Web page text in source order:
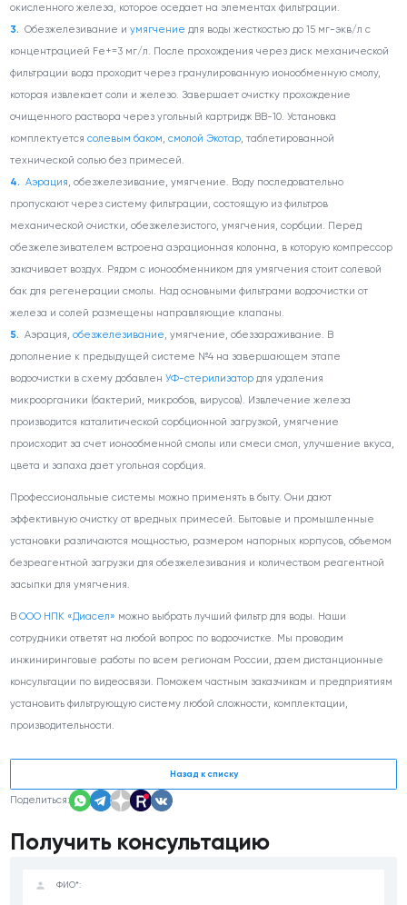
окисленного железа, которое оседает на элементах фильтрации.
Обезжелезивание и умягчение для воды жесткостью до 15 мг-экв/л с
концентрацией Fe+=3 мг/л. После прохождения через диск механической
фильтрации вода проходит через гранулированную ионообменную смолу,
которая извлекает соли и железо. Завершает очистку прохождение
очищенного раствора через угольный картридж ВВ-10. Установка
комплектуетсясолевым баком,смолой Экотар, таблетированной
технической солью без примесей.
Аэрация, обезжелезивание, умягчение. Воду последовательно
пропускают через систему фильтрации, состоящую из фильтров
механической очистки, обезжелезистого, умягчения, сорбции. Перед
обезжелезивателем встроена аэрационная колонна, в которую компрессор
закачивает воздух. Рядом с ионообменником для умягчения стоит солевой
бак для регенерации смолы. Над основными фильтрами водоочистки от
железа и солей размещены направляющие клапаны.
Аэрация, обезжелезивание, умягчение, обеззараживание. В
дополнение к предыдущей системе №4 на завершающем этапе
водоочистки в схему добавленУФ-стерилизатор для удаления
микроорганики (бактерий, микробов, вирусов). Извлечение железа
производится каталитической сорбционной загрузкой, умягчение
происходит за счет ионообменной смолы или смеси смол, улучшение вкуса,
цвета и запаха дает угольная сорбция.
Профессиональные системы можно применять в быту. Они дают
эффективную очистку от вредных примесей. Бытовые и промышленные
установки различаются мощностью, размером напорных корпусов, объемом
безреагентной загрузки для обезжелезивания и количеством реагентной
засыпки для умягчения.
ВООО НПК «Диасел» можно выбрать лучший фильтр для воды. Наши
сотрудники ответят на любой вопрос по водоочистке. Мы проводим
инжиниринговые работы по всем регионам России, даем дистанционные
консультации по видеосвязи. Поможем частным заказчикам и предприятиям
установить фильтрующую систему любой сложности, комплектации,
производительности.
Назад к списку
Поделиться:
Получить консультацию